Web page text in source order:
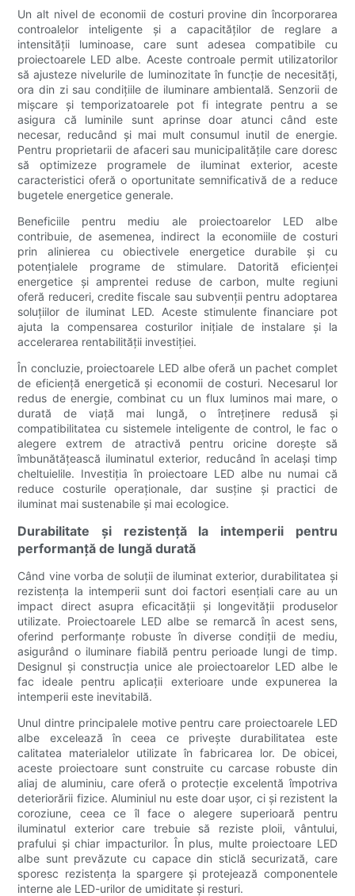
Un alt nivel de economii de costuri provine din încorporarea
controalelor inteligente și a capacităților de reglare a
intensității luminoase, care sunt adesea compatibile cu
proiectoarele LED albe. Aceste controale permit utilizatorilor
să ajusteze nivelurile de luminozitate în funcție de necesități,
ora din zi sau condițiile de iluminare ambientală. Senzorii de
mișcare și temporizatoarele pot fi integrate pentru a se
asigura că luminile sunt aprinse doar atunci când este
necesar, reducând și mai mult consumul inutil de energie.
Pentru proprietarii de afaceri sau municipalitățile care doresc
să optimizeze programele de iluminat exterior, aceste
caracteristici oferă o oportunitate semnificativă de a reduce
bugetele energetice generale.
Beneficiile pentru mediu ale proiectoarelor LED albe
contribuie, de asemenea, indirect la economiile de costuri
prin alinierea cu obiectivele energetice durabile și cu
potențialele programe de stimulare. Datorită eficienței
energetice și amprentei reduse de carbon, multe regiuni
oferă reduceri, credite fiscale sau subvenții pentru adoptarea
soluțiilor de iluminat LED. Aceste stimulente financiare pot
ajuta la compensarea costurilor inițiale de instalare și la
accelerarea rentabilității investiției.
În concluzie, proiectoarele LED albe oferă un pachet complet
de eficiență energetică și economii de costuri. Necesarul lor
redus de energie, combinat cu un flux luminos mai mare, o
durată de viață mai lungă, o întreținere redusă și
compatibilitatea cu sistemele inteligente de control, le fac o
alegere extrem de atractivă pentru oricine dorește să
îmbunătățească iluminatul exterior, reducând în același timp
cheltuielile. Investiția în proiectoare LED albe nu numai că
reduce costurile operaționale, dar susține și practici de
iluminat mai sustenabile și mai ecologice.
Durabilitate și rezistență la intemperii pentru
performanță de lungă durată
Când vine vorba de soluții de iluminat exterior, durabilitatea și
rezistența la intemperii sunt doi factori esențiali care au un
impact direct asupra eficacității și longevității produselor
utilizate. Proiectoarele LED albe se remarcă în acest sens,
oferind performanțe robuste în diverse condiții de mediu,
asigurând o iluminare fiabilă pentru perioade lungi de timp.
Designul și construcția unice ale proiectoarelor LED albe le
fac ideale pentru aplicații exterioare unde expunerea la
intemperii este inevitabilă.
Unul dintre principalele motive pentru care proiectoarele LED
albe excelează în ceea ce privește durabilitatea este
calitatea materialelor utilizate în fabricarea lor. De obicei,
aceste proiectoare sunt construite cu carcase robuste din
aliaj de aluminiu, care oferă o protecție excelentă împotriva
deteriorării fizice. Aluminiul nu este doar ușor, ci și rezistent la
coroziune, ceea ce îl face o alegere superioară pentru
iluminatul exterior care trebuie să reziste ploii, vântului,
prafului și chiar impacturilor. În plus, multe proiectoare LED
albe sunt prevăzute cu capace din sticlă securizată, care
sporesc rezistența la spargere și protejează componentele
interne ale LED-urilor de umiditate și resturi.